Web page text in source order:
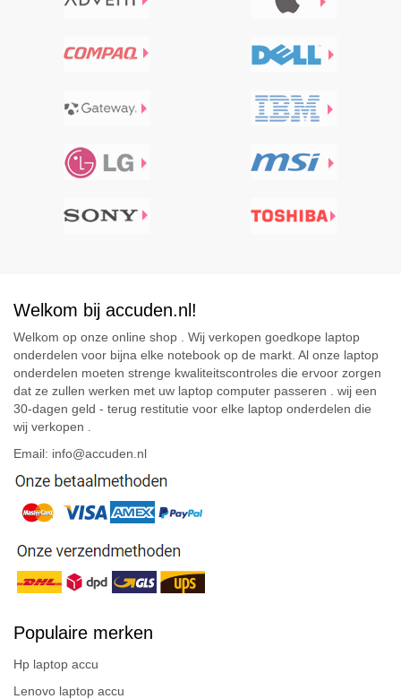
Welkom bij accuden.nl!
Welkom op onze online shop . Wij verkopen goedkope laptop
onderdelen voor bijna elke notebook op de markt. Al onze laptop
onderdelen moeten strenge kwaliteitscontroles die ervoor zorgen
dat ze zullen werken met uw laptop computer passeren . wij een
30-dagen geld - terug restitutie voor elke laptop onderdelen die
wij verkopen .
Email: info@accuden.nl
Populaire merken
Hp laptop accu
Lenovo laptop accu